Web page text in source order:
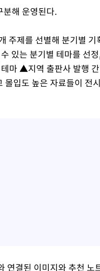
해 운영된다.
주제를 선별해 분기별
있는 분기별 테마를 선
마 ▲지역 출판사 발행
입도 높은 자료들이 전
연결된 이미지와 추천